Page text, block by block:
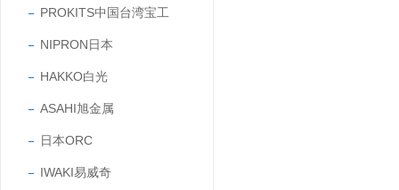
PROKITS中国台湾宝工
NIPRON日本
HAKKO白光
ASAHI旭金属
日本ORC
IWAKI易威奇